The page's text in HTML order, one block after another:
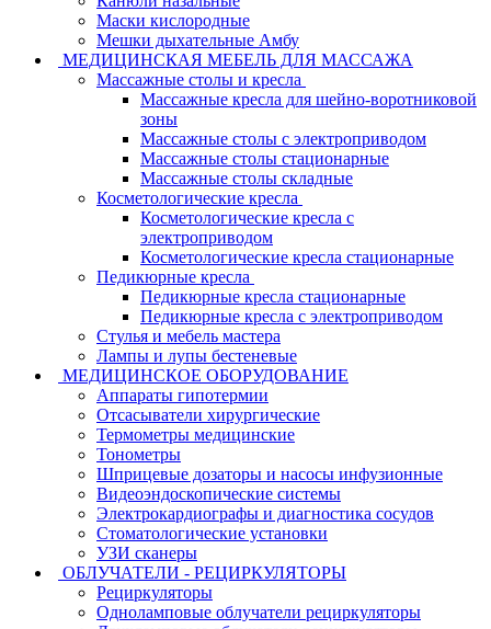
Маски кислородные
Мешки дыхательные Амбу
МЕДИЦИНСКАЯ МЕБЕЛЬ ДЛЯ МАССАЖА
Массажные столы и кресла
Массажные кресла для шейно-воротниковой
зоны
Массажные столы с электроприводом
Массажные столы стационарные
Массажные столы складные
Косметологические кресла
Косметологические кресла с
электроприводом
Косметологические кресла стационарные
Педикюрные кресла
Педикюрные кресла стационарные
Педикюрные кресла с электроприводом
Стулья и мебель мастера
Лампы и лупы бестеневые
МЕДИЦИНСКОЕ ОБОРУДОВАНИЕ
Аппараты гипотермии
Отсасыватели хирургические
Термометры медицинские
Тонометры
Шприцевые дозаторы и насосы инфузионные
Видеоэндоскопические системы
Электрокардиографы и диагностика сосудов
Стоматологические установки
УЗИ сканеры
ОБЛУЧАТЕЛИ - РЕЦИРКУЛЯТОРЫ
Рециркуляторы
Одноламповые облучатели рециркуляторы